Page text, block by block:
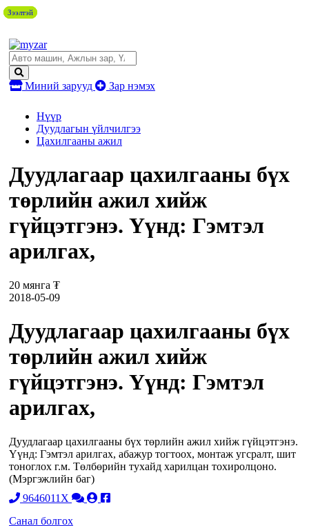
Миний зарууд Зар нэмэх
Нүүр
Дуудлагын үйлчилгээ
Цахилгааны ажил
Дуудлагаар цахилгааны бүх
төрлийн ажил хийж
гүйцэтгэнэ. Үүнд: Гэмтэл
арилгах,
20 мянга ₮
2018-05-09
Дуудлагаар цахилгааны бүх
төрлийн ажил хийж
гүйцэтгэнэ. Үүнд: Гэмтэл
арилгах,
Дуудлагаар цахилгааны бүх төрлийн ажил хийж гүйцэтгэнэ.
Үүнд: Гэмтэл арилгах, абажур тогтоох, монтаж угсралт, шит
тоноглох г.м. Төлбөрийн тухайд харилцан тохиролцоно.
(Мэргэжлийн баг)
9646011X
Санал болгох
Зээлтэй
Зээлтэй
Зээлтэй